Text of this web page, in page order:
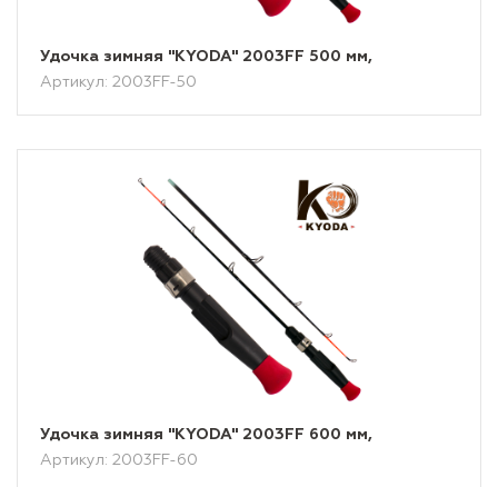
Удочка зимняя "KYODA" 2003FF 500 мм,
Артикул: 2003FF-50
Удочка зимняя "KYODA" 2003FF 600 мм,
Артикул: 2003FF-60